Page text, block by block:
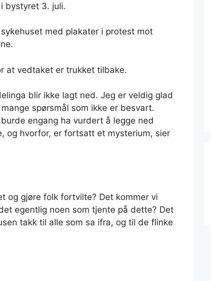
bystyret 3. juli.
med plakater i protest mot
at vedtaket er trukket tilbake.
blir ikke lagt ned. Jeg er veldig glad
spørsmål som ikke er besvart.
engang ha vurdert å legge ned
og hvorfor, er fortsatt et mysterium, sier
og gjøre folk fortvilte? Det kommer vi
egentlig noen som tjente på dette? Det
takk til alle som sa ifra, og til de flinke